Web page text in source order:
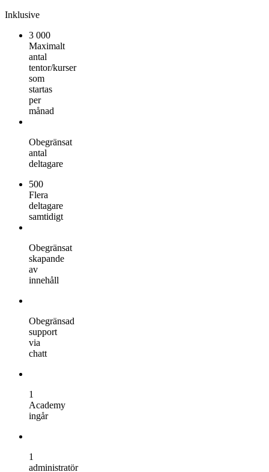
Inklusive
3 000
Maximalt
antal
tentor/kurser
som
startas
per
månad
Obegränsat
antal
deltagare
500
Flera
deltagare
samtidigt
Obegränsat
skapande
av
innehåll
Obegränsad
support
via
chatt
1
Academy
ingår
1
administratör